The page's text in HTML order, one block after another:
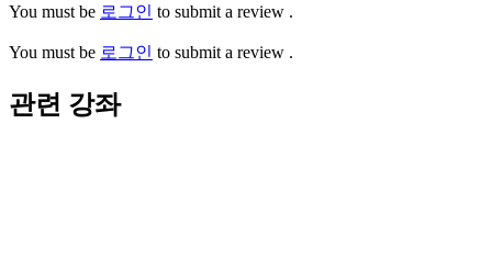
You must be 로그인 to submit a review .
You must be 로그인 to submit a review .
관련 강좌